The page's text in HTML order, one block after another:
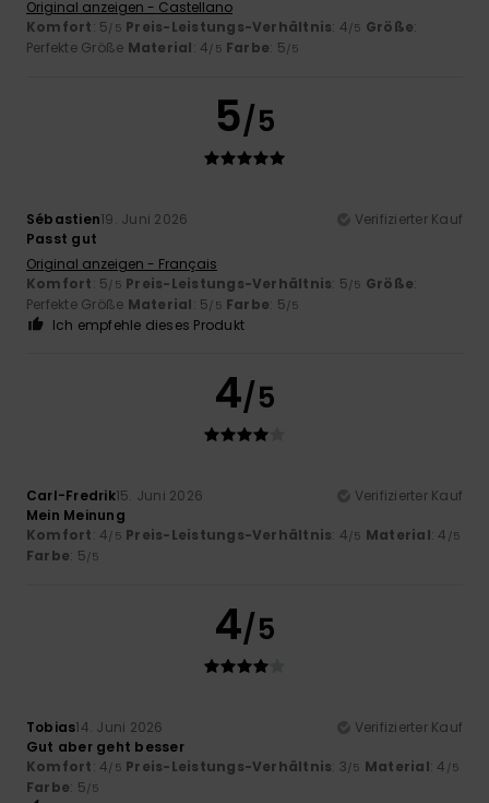
Original anzeigen - Castellano
Komfort: 5/5 Preis-Leistungs-Verhältnis: 4/5 Größe:
Perfekte Größe Material: 4/5 Farbe: 5/5
5/5
Sébastien19. Juni 2026
Verifizierter Kauf
Passt gut
Original anzeigen - Français
Komfort: 5/5 Preis-Leistungs-Verhältnis: 5/5 Größe:
Perfekte Größe Material: 5/5 Farbe: 5/5
Ich empfehle dieses Produkt
4/5
Carl-Fredrik15. Juni 2026
Verifizierter Kauf
Mein Meinung
Komfort: 4/5 Preis-Leistungs-Verhältnis: 4/5 Material: 4 /5
Farbe: 5/5
4/5
Tobias14. Juni 2026
Verifizierter Kauf
Gut aber geht besser
Komfort: 4/5 Preis-Leistungs-Verhältnis: 3/5 Material: 4 /5
Farbe: 5/5